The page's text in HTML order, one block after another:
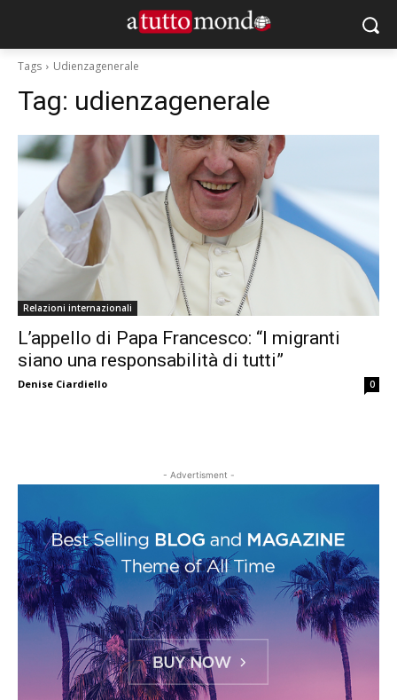
Tags Udienzagenerale
Tag: udienzagenerale
Relazioni internazionali
L’appello di Papa Francesco: “I migranti
siano una responsabilità di tutti”
Denise Ciardiello 0
- Advertisment -